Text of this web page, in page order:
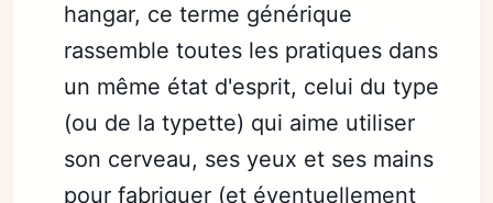
hangar, ce terme générique
rassemble toutes les pratiques dans
un même état d'esprit, celui du type
(ou de la typette) qui aime utiliser
son cerveau, ses yeux et ses mains
pour fabriquer (et éventuellement